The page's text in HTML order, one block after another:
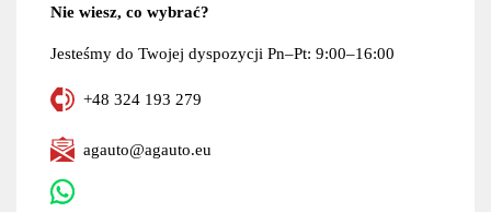
Nie wiesz, co wybrać?
Jesteśmy do Twojej dyspozycji Pn–Pt: 9:00–16:00
+48 324 193 279
agauto@agauto.eu